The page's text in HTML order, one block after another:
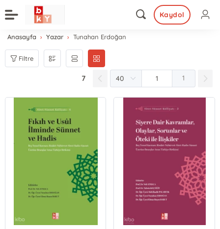
Kaydol
Anasayfa Yazar Tunahan Erdoğan
Filtre
7 1